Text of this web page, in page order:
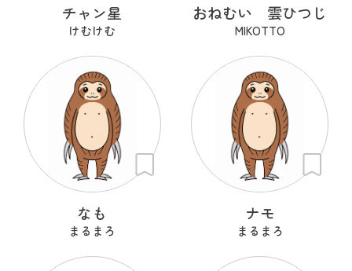
チャン星
けむけむ
おねむい 雲ひつじ
MIKOTTO
なも
まるまろ
ナモ
まるまろ